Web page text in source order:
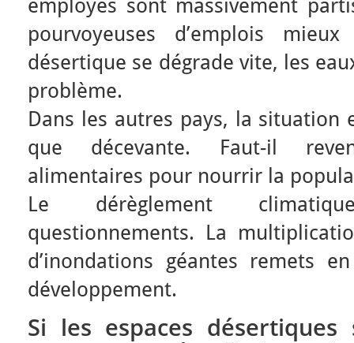
employés sont massivement
pourvoyeuses d’emplois
désertique se dégrade vite, les
problème.
Dans les autres pays, la situation
que décevante. Faut-il
alimentaires pour nourrir la
Le dérèglement
questionnements. La
d’inondations géantes remets
développement.
Si les espaces